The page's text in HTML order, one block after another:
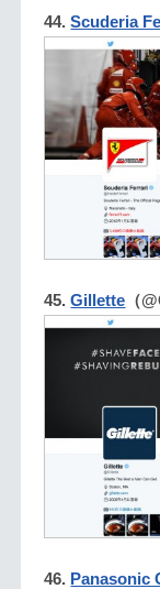
44.Scuderia
45.Gillette （
46. Panasonic